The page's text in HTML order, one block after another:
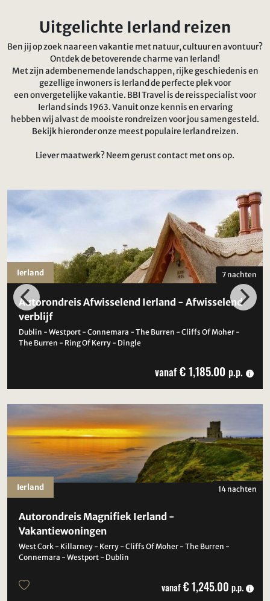
Uitgelichte Ierland reizen
Ben jij op zoek naar een vakantie met natuur, cultuur en avontuur?
Ontdek de betoverende charme van Ierland!
Met zijn adembenemende landschappen, rijke geschiedenis en
gezellige inwoners is Ierland de perfecte plek voor
een onvergetelijke vakantie. BBI Travel is de reisspecialist voor
Ierland sinds 1963. Vanuit onze kennis en ervaring
hebben wij alvast de mooiste rondreizen voor jou samengesteld.
Bekijk hieronder onze meest populaire Ierland reizen.
Liever maatwerk? Neem gerust contact met ons op.
7 nachten
vanaf € 1,185.00 p.p.
Autorondreis Afwisselend Ierland - Afwisselend
verblijf
Dublin - Westport - Connemara - The Burren - Cliffs Of Moher -
The Burren - Ring Of Kerry - Dingle
Ierland
Autorondreis Magnifiek Ierland -
Vakantiewoningen
West Cork - Killarney - Kerry - Cliffs Of Moher - The Burren -
Connemara - Westport - Dublin
14 nachten
vanaf€ 1,245.00 p.p.
Ierland